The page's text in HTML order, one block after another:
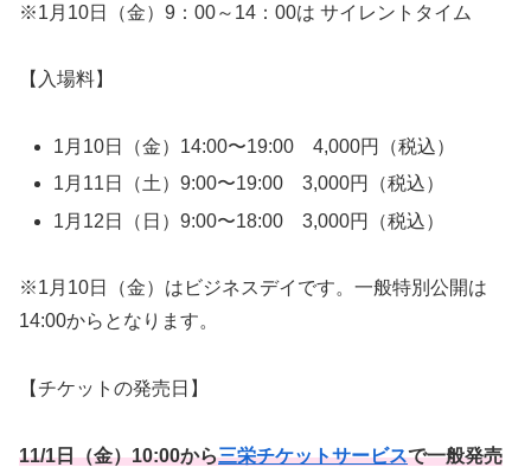
※1月10日（金）9：00～14：00は サイレントタイム
【入場料】
1月10日（金）14:00〜19:00 4,000円（税込）
1月11日（土）9:00〜19:00 3,000円（税込）
1月12日（日）9:00〜18:00 3,000円（税込）
※1月10日（金）はビジネスデイです。一般特別公開は
14:00からとなります。
【チケットの発売日】
11/1日（金）10:00から三栄チケットサービスで一般発売